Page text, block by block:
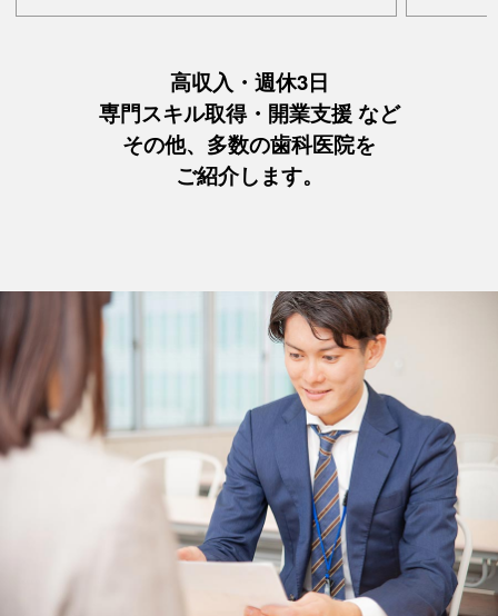
高収入・週休3日
専門スキル取得・開業支援 など
その他、多数の歯科医院を
ご紹介します。